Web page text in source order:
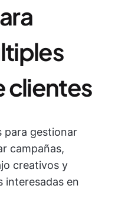
clientes
para gestionar
campañas,
creativos y
interesadas en